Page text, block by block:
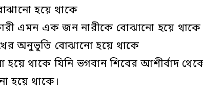
হয়ে থাকে
এমন এক জন নারীকে বোঝানো হয়ে থাকে
অনুভূতি বোঝানো হয়ে থাকে
থাকে যিনি ভগবান শিবের আশীর্বাদ
হয়ে থাকে।